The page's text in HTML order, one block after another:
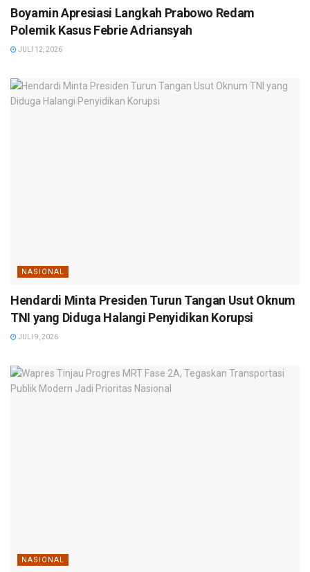
Boyamin Apresiasi Langkah Prabowo Redam
Polemik Kasus Febrie Adriansyah
JULI 12, 2026
NASIONAL
Hendardi Minta Presiden Turun Tangan Usut Oknum
TNI yang Diduga Halangi Penyidikan Korupsi
JULI 9, 2026
NASIONAL